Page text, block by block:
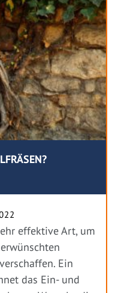
effektive Art, um
Ein
das Ein- und